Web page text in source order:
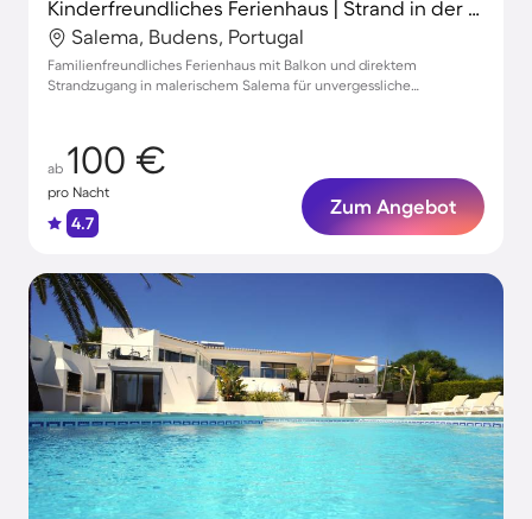
Kinderfreundliches Ferienhaus | Strand in der Nähe
Salema, Budens, Portugal
Familienfreundliches Ferienhaus mit Balkon und direktem
Strandzugang in malerischem Salema für unvergessliche
ab 100 €
pro Nacht
4.7
Zum Angebot